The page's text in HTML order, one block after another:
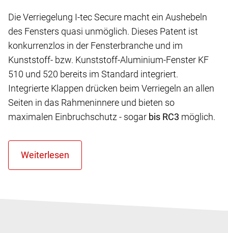
Die Verriegelung I-tec Secure macht ein Aushebeln
des Fensters quasi unmöglich. Dieses Patent ist
konkurrenzlos in der Fensterbranche und im
Kunststoff- bzw. Kunststoff-Aluminium-Fenster KF
510 und 520 bereits im Standard integriert.
Integrierte Klappen drücken beim Verriegeln an allen
Seiten in das Rahmeninnere und bieten so
maximalen Einbruchschutz - sogar bis RC3 möglich.